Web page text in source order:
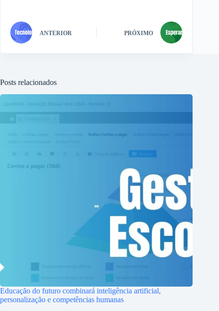
ANTERIOR PRÓXIMO
Posts relacionados
Educação do futuro combinará inteligência artificial,
personalização e competências humanas